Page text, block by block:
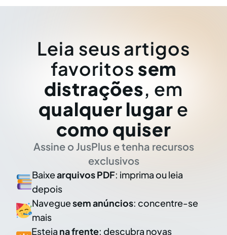
Leia seus artigos
favoritos sem
distrações, em
qualquer lugar e
como quiser
Assine o JusPlus e tenha recursos
exclusivos
Baixearquivos PDF: imprima ou leia
depois
Naveguesem anúncios: concentre-se
mais
Esteja na frente: descubra novas